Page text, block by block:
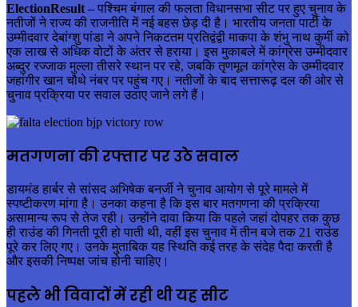
ElectionResult –पश्चिम बंगाल की फलता विधानसभा सीट पर हुए चुनाव के
नतीजों ने राज्य की राजनीति में नई बहस छेड़ दी है। भारतीय जनता पार्टी के
उम्मीदवार देबांग्शु पांडा ने अपने निकटतम प्रतिद्वंद्वी माकपा के शंभु नाथ कुर्मी को
एक लाख से अधिक वोटों के अंतर से हराया। इस मुकाबले में कांग्रेस उम्मीदवार
अब्दुर रज्जाक मुल्ला तीसरे स्थान पर रहे, जबकि तृणमूल कांग्रेस के उम्मीदवार
जहांगीर खान चौथे नंबर पर पहुंच गए। नतीजों के बाद सत्तारूढ़ दल की ओर से
चुनाव प्रक्रिया पर सवाल उठाए जाने लगे हैं।
मतगणना की रफ्तार पर उठे सवाल
डायमंड हार्बर से सांसद अभिषेक बनर्जी ने चुनाव आयोग से पूरे मामले में
स्पष्टीकरण मांगा है। उनका कहना है कि इस बार मतगणना की प्रक्रिया
असामान्य रूप से तेज रही। उन्होंने दावा किया कि पहले जहां दोपहर तक कुछ
ही राउंड की गिनती पूरी हो पाती थी, वहीं इस चुनाव में तीन बजे तक 21 राउंड
पूरे कर लिए गए। उनके मुताबिक यह स्थिति कई तरह के संदेह पैदा करती है
और इसकी निष्पक्ष जांच होनी चाहिए।
पहले भी विवादों में रही थी यह सीट